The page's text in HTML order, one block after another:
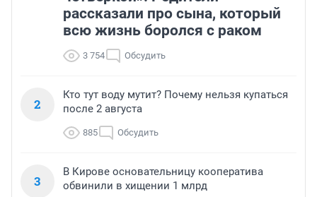
рассказали про сына, который
всю жизнь боролся с раком
3 754 Обсудить
2
Кто тут воду мутит? Почему нельзя купаться
после 2 августа
885 Обсудить
3
В Кирове основательницу кооператива
обвинили в хищении 1 млрд